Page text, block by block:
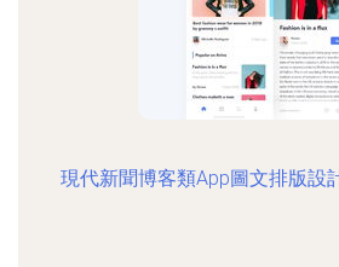
現代新聞博客類App圖文排版設